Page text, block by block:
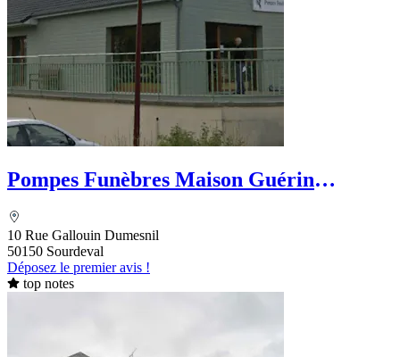
Pompes Funèbres Maison Guérin
10 Rue Gallouin Dumesnil
50150 Sourdeval
Déposez le premier avis !
top notes